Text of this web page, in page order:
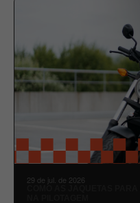
29 de jul. de 2026